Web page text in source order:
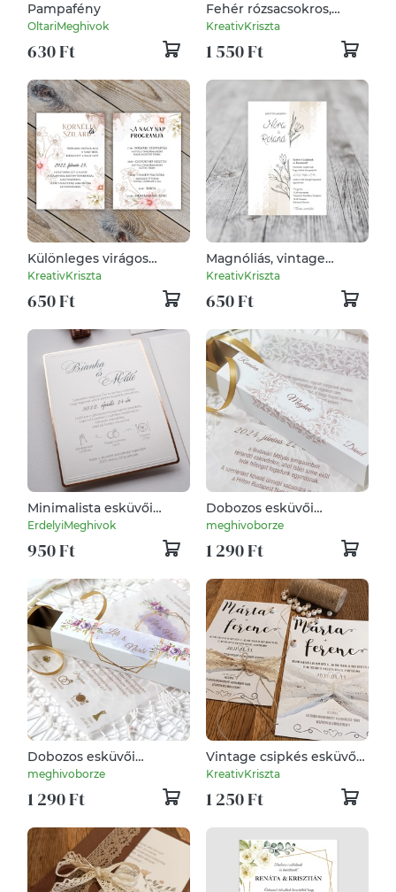
Pampafény
OltariMeghivok
630 Ft
Fehér rózsacsokros,
hajtott meghívó, pausz
KreativKriszta
1 550 Ft
Különleges virágos
esküvői meghívó
KreativKriszta
650 Ft
Magnóliás, vintage
esküvői meghívó
KreativKriszta
650 Ft
Minimalista esküvői
meghívó, rose-gold
szegéllyel, prémium
papíron,
ErdelyiMeghivok
950 Ft
Dobozos esküvői
meghívó tekerccsel
meghivoborze
1 290 Ft
Dobozos esküvői
meghívó tekerccsel
watercolor motívummal
meghivoborze
1 290 Ft
Vintage csipkés esküvői
meghívó
KreativKriszta
1 250 Ft